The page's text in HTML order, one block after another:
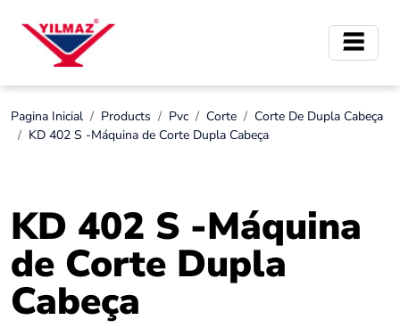
Pagina Inicial Products Pvc Corte
Corte De Dupla Cabeça
KD 402 S -Máquina de Corte Dupla Cabeça
KD 402 S -Máquina
de Corte Dupla
Cabeça